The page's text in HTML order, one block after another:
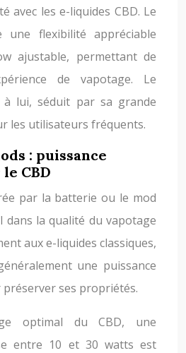
avec les e-liquides CBD. Le
flexibilité appréciable
ajustable, permettant de
de vapotage. Le
lui, séduit par sa grande
les utilisateurs fréquents.
: puissance
CBD
par la batterie ou le mod
dans la qualité du vapotage
aux e-liquides classiques,
une puissance
ses propriétés.
optimal du CBD, une
entre 10 et 30 watts est